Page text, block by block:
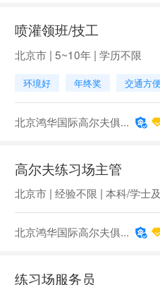
喷灌领班/技工
北京市 | 5~10年 | 学历不限
环境好 年终奖 交通方便
北京鸿华国际高尔夫俱...
高尔夫练习场主管
北京市 | 经验不限 | 本科/学士
北京鸿华国际高尔夫俱...
练习场服务员